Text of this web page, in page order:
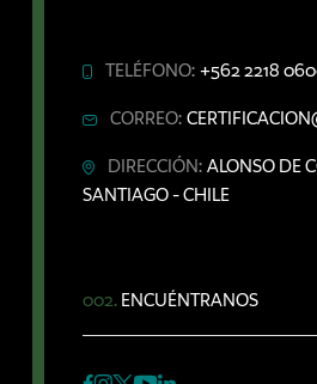
TELÉFONO: +562 2218
CORREO:
DIRECCIÓN: ALONSO DE
SANTIAGO - CHILE
002. ENCUÉNTRANOS